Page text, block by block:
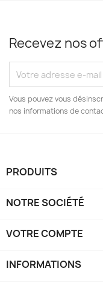
Recevez nos
Vous pouvez vous
nos informations de
PRODUITS
NOTRE SOCIÉTÉ
VOTRE COMPTE
INFORMATIONS